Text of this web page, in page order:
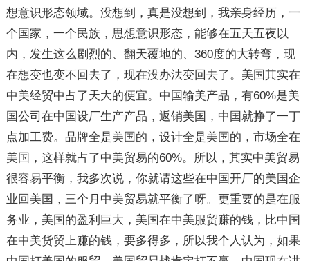
想意识形态领域。没想到，真是没想到，我亲身经历，一
个国家，一个民族，思想意识形态，能够在五天五夜以
内，发生这么剧烈的、翻天覆地的、360度的大转弯，现
在想变也变不回去了，现在没办法变回去了。美国其实在
中美经贸中占了天大的便宜。中国输美产品，有60%是美
国公司在中国设厂生产产品，返销美国，中国就挣了一丁
点加工费。品牌全是美国的，设计全是美国的，市场全在
美国，这样就占了中美贸易的60%。所以，其实中美贸易
很容易平衡，我多次说，你就请这些在中国开厂的美国企
业回美国，三个月中美贸易就平衡了呀。更重要的是在服
务业，美国的盈利巨大，美国在中美服贸赚的钱，比中国
在中美货贸上赚的钱，要多得多，所以我个人认为，如果